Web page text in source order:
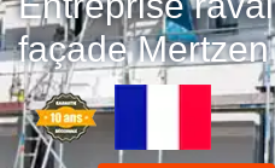
façade